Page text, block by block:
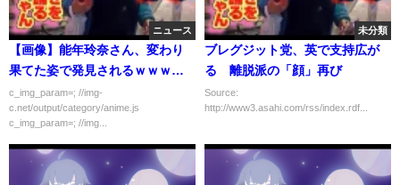
ニュース
【画像】能年玲奈さん、変わり
果てた姿で発見されるｗｗｗｗ
ｗ
c_img_param=; //img-
c.net/output/category/anime.js
c_img_param=; //img...
未分類
ブレグジット党、英で支持広が
る 離脱派の「顔」再び
Source:
http://www3.asahi.com/rss/index.rdf...